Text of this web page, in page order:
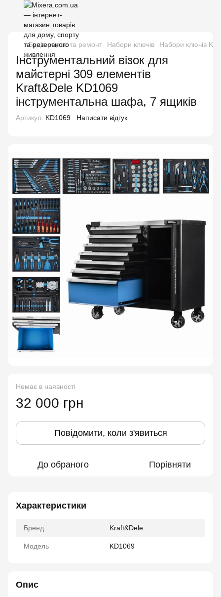
Будівництво та ремонт Набори ключів Набори ключів
Інструментальний візок для
майстерні 309 елементів
Kraft&Dele KD1069
інструментальна шафа, 7 ящиків
Артикул: KD1069 Написати відгук
Немає в наявності
32 000 грн
Повідомити, коли з'явиться
До обраного Порівняти
Характеристики
Бренд Kraft&Dele
Модель KD1069
Опис